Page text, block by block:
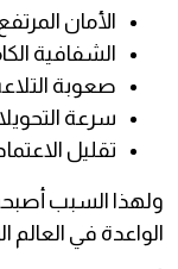
الأمان
الشفافية
صعوبة
سرعة
تقليل
ولهذا السبب
الواعدة في العالم